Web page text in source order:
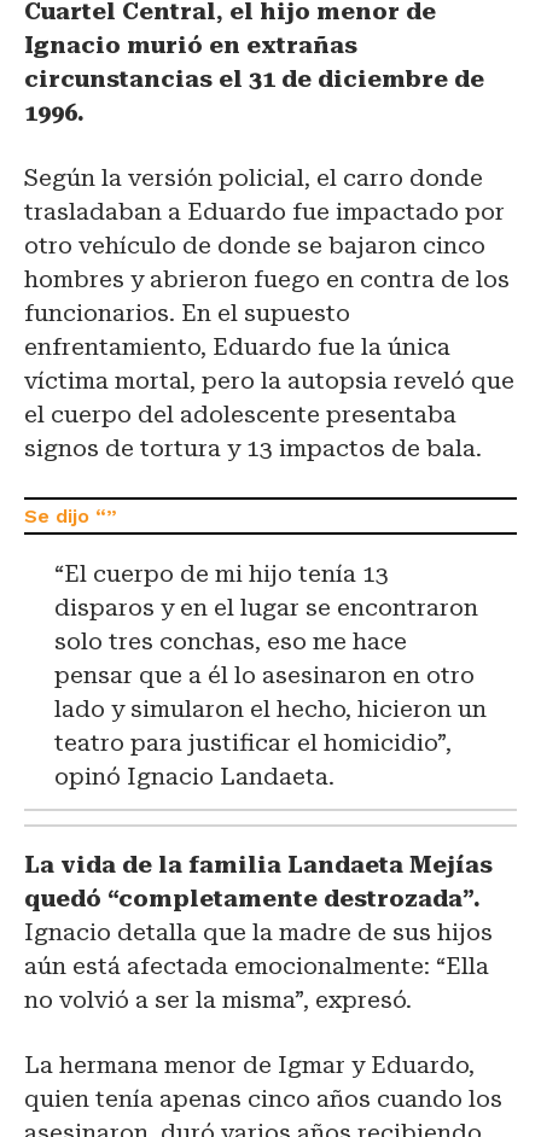
Cuartel Central, el hijo menor de
Ignacio murió en extrañas
circunstancias el 31 de diciembre de
1996.
Según la versión policial, el carro donde
trasladaban a Eduardo fue impactado por
otro vehículo de donde se bajaron cinco
hombres y abrieron fuego en contra de los
funcionarios. En el supuesto
enfrentamiento, Eduardo fue la única
víctima mortal, pero la autopsia reveló que
el cuerpo del adolescente presentaba
signos de tortura y 13 impactos de bala.
“El cuerpo de mi hijo tenía 13
disparos y en el lugar se encontraron
solo tres conchas, eso me hace
pensar que a él lo asesinaron en otro
lado y simularon el hecho, hicieron un
teatro para justificar el homicidio”,
opinó Ignacio Landaeta.
La vida de la familia Landaeta Mejías
quedó “completamente destrozada”.
Ignacio detalla que la madre de sus hijos
aún está afectada emocionalmente: “Ella
no volvió a ser la misma”, expresó.
La hermana menor de Igmar y Eduardo,
quien tenía apenas cinco años cuando los